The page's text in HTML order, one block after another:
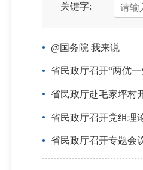
关键字:
@国务院 我来说
省民政厅召开“两优
省民政厅赴毛家坪村
省民政厅召开党组理
省民政厅召开专题会